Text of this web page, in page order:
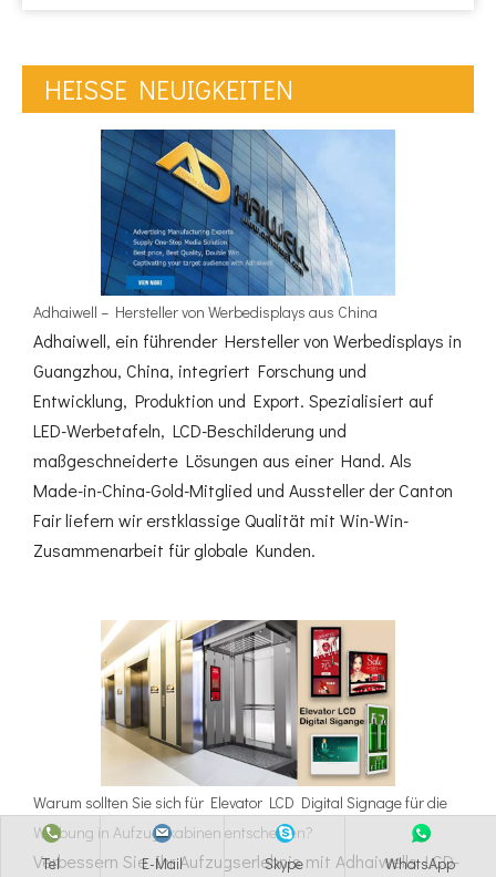
HEISSE NEUIGKEITEN
Adhaiwell – Hersteller von Werbedisplays aus China
Adhaiwell, ein führender Hersteller von Werbedisplays in
Guangzhou, China, integriert Forschung und
Entwicklung, Produktion und Export. Spezialisiert auf
LED-Werbetafeln, LCD-Beschilderung und
maßgeschneiderte Lösungen aus einer Hand. Als
Made-in-China-Gold-Mitglied und Aussteller der Canton
Fair liefern wir erstklassige Qualität mit Win-Win-
Zusammenarbeit für globale Kunden.
Warum sollten Sie sich für Elevator LCD Digital Signage für die
Werbung in Aufzugskabinen entscheiden?
Verbessern Sie Ihr Aufzugserlebnis mit Adhaiwells LCD-
Tel E-Mail Skype WhatsApp